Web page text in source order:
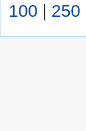
100 | 250